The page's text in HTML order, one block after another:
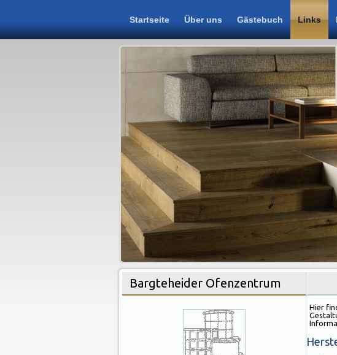
Startseite Über uns Gästebuch Links
Bargteheider Ofenzentrum
Hier